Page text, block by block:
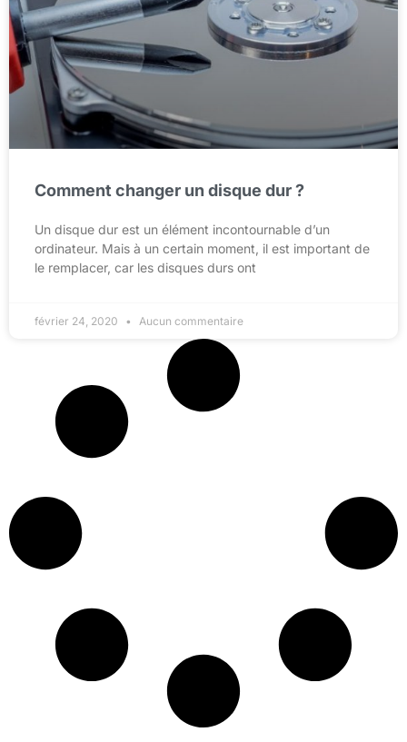
Comment changer un disque dur ?
Un disque dur est un élément incontournable d’un
ordinateur. Mais à un certain moment, il est important de
le remplacer, car les disques durs ont
février 24, 2020 Aucun commentaire